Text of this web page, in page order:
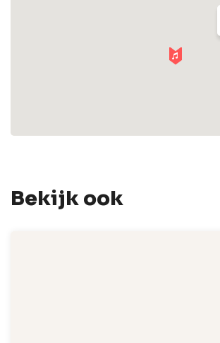
Bekijk ook